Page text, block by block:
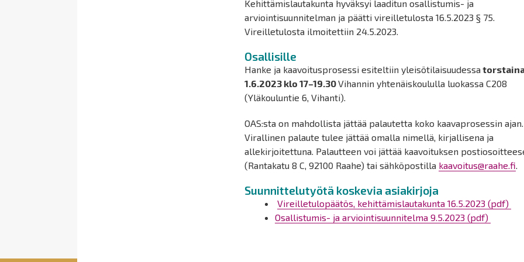
Kehittämislautakunta hyväksyi laaditun osallistumis- ja
arviointisuunnitelman ja päätti vireilletulosta 16.5.2023 § 75.
Vireilletulosta ilmoitettiin 24.5.2023.
Osallisille
Hanke ja kaavoitusprosessi esiteltiin yleisötilaisuudessa
1.6.2023 klo 17–19.30Vihannin yhtenäiskoululla luokassa C208
(Yläkouluntie 6, Vihanti).
OAS:sta on mahdollista jättää palautetta koko kaavaprosessin ajan.
Virallinen palaute tulee jättää omalla nimellä, kirjallisena ja
allekirjoitettuna. Palautteen voi jättää kaavoituksen
(Rantakatu 8 C, 92100 Raahe) tai sähköpostilla kaavoitus@raahe.fi.
Suunnittelutyötä koskevia asiakirjoja
Vireilletulopäätös, kehittämislautakunta 16.5.2023 (pdf)
Osallistumis- ja arviointisuunnitelma 9.5.2023 (pdf)